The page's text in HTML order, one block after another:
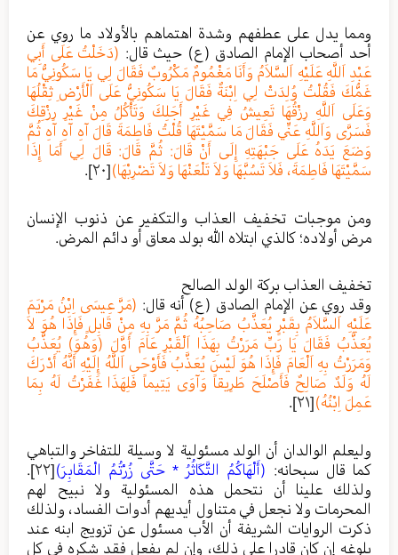
ومما يدل على عطفهم وشدة اهتماهم بالأولاد ما روي عن
أحد أصحاب الإمام الصادق (ع) حيث قال: (دَخَلْتُ عَلَى أَبِي
عَبْدِ اَللَّهِ عَلَيْهِ اَلسَّلاَمُ وَأَنَا مَغْمُومٌ مَكْرُوبٌ فَقَالَ لِي يَا سَكُونِيُّ مَا
غَمُّكَ فَقُلْتُ وُلِدَتْ لِي اِبْنَةٌ فَقَالَ يَا سَكُونِيُّ عَلَى اَلْأَرْضِ ثِقْلُهَا
وَعَلَى اَللَّهِ رِزْقُهَا تَعِيشُ فِي غَيْرِ أَجَلِكَ وَتَأْكُلُ مِنْ غَيْرِ رِزْقِكَ
فَسَرَّى وَاَللَّهِ عَنِّي فَقَالَ مَا سَمَّيْتَهَا قُلْتُ فَاطِمَةَ قَالَ آهِ آهِ آهِ ثُمَّ
وَضَعَ يَدَهُ عَلَى جَبْهَتِهِ إِلَى أَنْ قَالَ: ثُمَّ قَالَ: قَالَ لِي أَمَا إِذَا
سَمَّيْتَهَا فَاطِمَةَ، فَلاَ تَسُبَّهَا وَلاَ تَلْعَنْهَا وَلاَ تَضْرِبْهَا)[٢٠] .
ومن موجبات تخفيف العذاب والتكفير عن ذنوب الإنسان
مرض أولاده؛ كالذي ابتلاه الله بولد معاق أو دائم المرض.
تخفيف العذاب بركة الولد الصالح
وقد روي عن الإمام الصادق (ع) أنه قال: (مَرَّ عِيسَى اِبْنُ مَرْيَمَ
عَلَيْهِ اَلسَّلاَمُ بِقَبْرٍ يُعَذَّبُ صَاحِبُهُ ثُمَّ مَرَّ بِهِ مِنْ قَابِلٍ فَإِذَا هُوَ لاَ
يُعَذَّبُ فَقَالَ يَا رَبِّ مَرَرْتُ بِهَذَا اَلْقَبْرِ عَامَ أَوَّلَ (وَهُوَ) يُعَذَّبُ
وَمَرَرْتُ بِهِ اَلْعَامَ فَإِذَا هُوَ لَيْسَ يُعَذَّبُ فَأَوْحَى اَللَّهُ إِلَيْهِ أَنَّهُ أَدْرَكَ
لَهُ وَلَدٌ صَالِحٌ فَأَصْلَحَ طَرِيقاً وَآوَى يَتِيماً فَلِهَذَا غَفَرْتُ لَهُ بِمَا
عَمِلَ اِبْنُهُ)[٢١] .
وليعلم الوالدان أن الولد مسئولية لا وسيلة للتفاخر والتباهي
كما قال سبحانه: (أَلْهَاكُمُ التَّكَاثُرُ * حَتَّى زُرْتُمُ الْمَقَابِرَ)[٢٢]
.
ولذلك علينا أن نتحمل هذه المسئولية ولا نبيح لهم
المحرمات ولا نجعل في متناول أيديهم أدوات الفساد، ولذلك
ذكرت الروايات الشريفة أن الأب مسئول عن تزويج ابنه عند
بلوغه إن كان قادرا على ذلك، وإن لم يفعل فقد شكره في كل